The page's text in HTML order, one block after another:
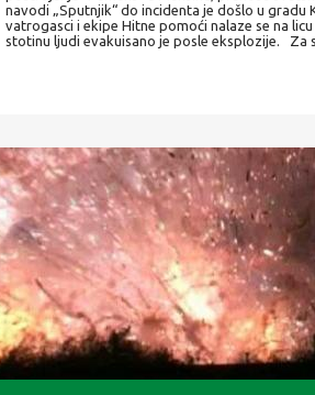
navodi „Sputnjik“ do incidenta je došlo u gradu
vatrogasci i ekipe Hitne pomoći nalaze se na
stotinu ljudi evakuisano je posle eksplozije. Za